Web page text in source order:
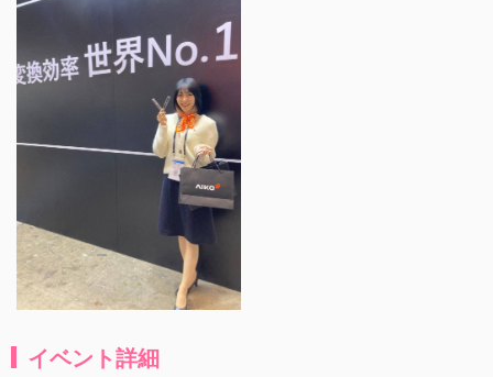
イベント詳細